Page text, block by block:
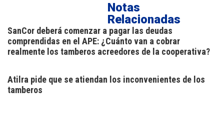
Notas
Relacionadas
SanCor deberá comenzar a pagar las deudas
comprendidas en el APE: ¿Cuánto van a cobrar
realmente los tamberos acreedores de la cooperativa?
Atilra pide que se atiendan los inconvenientes de los
tamberos